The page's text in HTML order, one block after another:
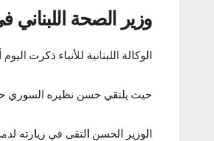
وزير الصحة
الوكالة اللبنانية للأنباء
حيث يلتقي حسن نظيره السوري
الوزير الحسن التقى في زيارته